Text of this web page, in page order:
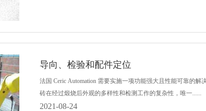
导向、检验和配件定位
法国 Ceric Automation 需要实施一项功能强大且性能可靠的
砖在经过煅烧后外观的多样性和检测工作的复杂性，唯一......
2021-08-24